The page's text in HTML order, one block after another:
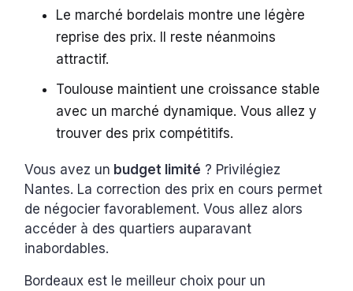
Le marché bordelais montre une légère
reprise des prix. Il reste néanmoins
attractif.
Toulouse maintient une croissance stable
avec un marché dynamique. Vous allez y
trouver des prix compétitifs.
Vous avez un budget limité ? Privilégiez
Nantes. La correction des prix en cours permet
de négocier favorablement. Vous allez alors
accéder à des quartiers auparavant
inabordables.
Bordeaux est le meilleur choix pour un